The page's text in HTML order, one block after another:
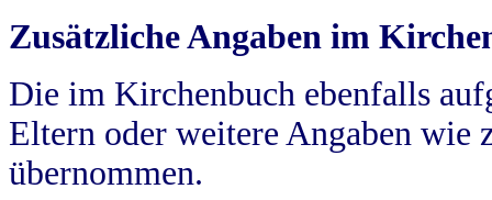
Zusätzliche Angaben im
Die im Kirchenbuch ebenfalls
Eltern oder weitere Angaben wie
übernommen.